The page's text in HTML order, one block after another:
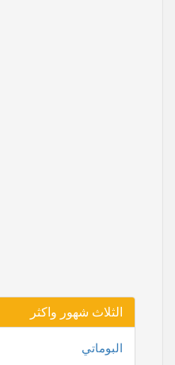
الثلاث شهور واكثر
البوماتي